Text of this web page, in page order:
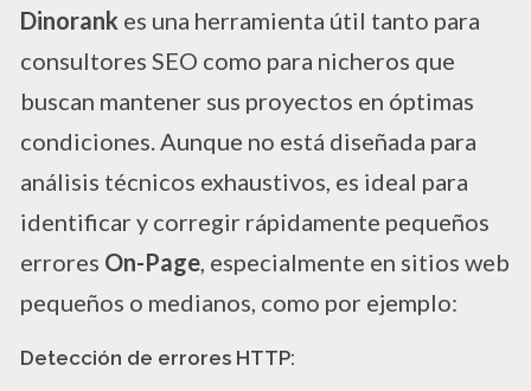
Dinorank es una herramienta útil tanto para
consultores SEO como para nicheros que
buscan mantener sus proyectos en óptimas
condiciones. Aunque no está diseñada para
análisis técnicos exhaustivos, es ideal para
identificar y corregir rápidamente pequeños
errores On-Page, especialmente en sitios web
pequeños o medianos, como por ejemplo:
Detección de errores HTTP: